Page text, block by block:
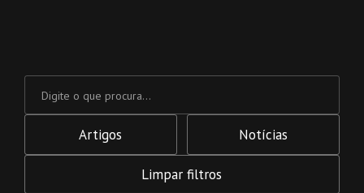
Artigos Notícias
Limpar filtros